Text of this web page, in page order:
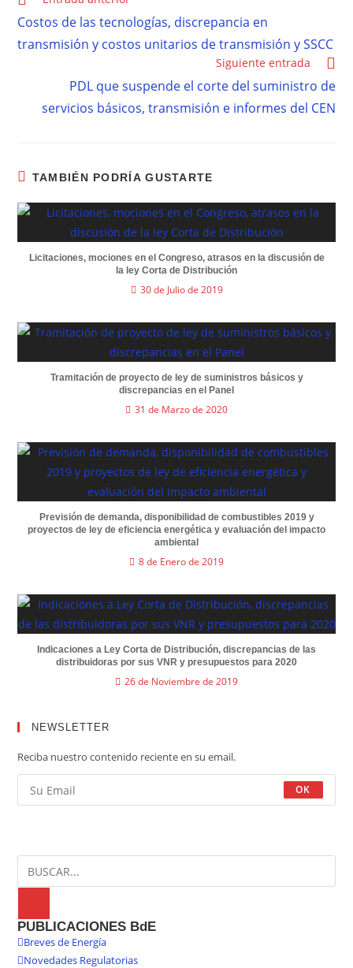
Costos de las tecnologías, discrepancia en
transmisión y costos unitarios de transmisión y SSCC
Siguiente entrada
PDL que suspende el corte del suministro de
servicios básicos, transmisión e informes del CEN
TAMBIÉN PODRÍA GUSTARTE
Licitaciones, mociones en el Congreso, atrasos en la discusión de
la ley Corta de Distribución
30 de Julio de 2019
Tramitación de proyecto de ley de suministros básicos y
discrepancias en el Panel
31 de Marzo de 2020
Previsión de demanda, disponibilidad de combustibles 2019 y
proyectos de ley de eficiencia energética y evaluación del impacto
ambiental
8 de Enero de 2019
Indicaciones a Ley Corta de Distribución, discrepancias de las
distribuidoras por sus VNR y presupuestos para 2020
26 de Noviembre de 2019
NEWSLETTER
Reciba nuestro contenido reciente en su email.
OK
PUBLICACIONES BdE
Breves de Energía
Novedades Regulatorias